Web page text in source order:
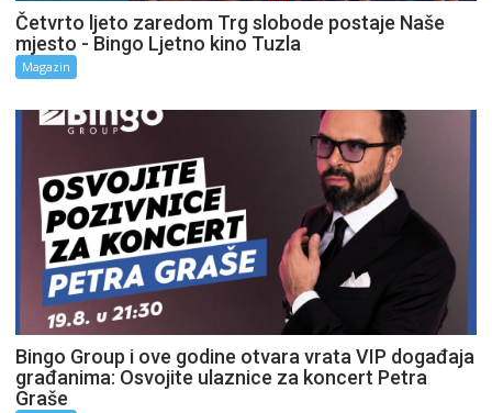
Četvrto ljeto zaredom Trg slobode postaje Naše
mjesto - Bingo Ljetno kino Tuzla
Magazin
Bingo Group i ove godine otvara vrata VIP događaja
građanima: Osvojite ulaznice za koncert Petra
Graše